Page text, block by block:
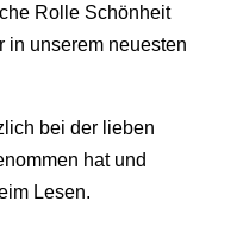
Rolle Schönheit
in unserem neuesten
bei der lieben
hat und
Lesen.